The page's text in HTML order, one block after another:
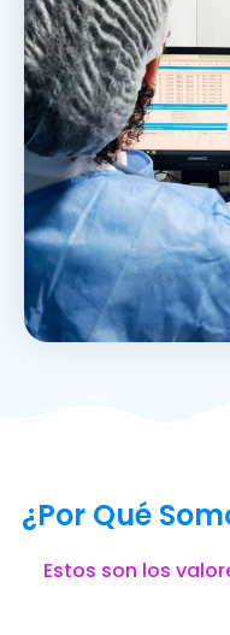
¿Por Qué
Estos son los